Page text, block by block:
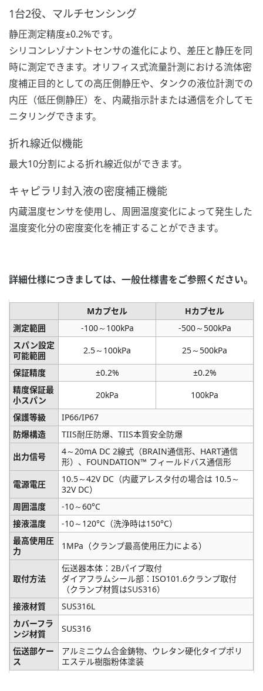
1台2役、マルチセンシング
静圧測定精度±0.2%です。
シリコンレゾナントセンサの進化により、差圧と静圧を同
時に測定できます。オリフィス式流量計測における流体密
度補正目的としての高圧側静圧や、タンクの液位計測での
内圧（低圧側静圧）を、内蔵指示計または通信を介してモ
ニタリングできます。
折れ線近似機能
最大10分割による折れ線近似ができます。
キャピラリ封入液の密度補正機能
内蔵温度センサを使用し、周囲温度変化によって発生した
温度変化分の密度変化を補正することができます。
詳細仕様につきましては、一般仕様書をご参照ください。
Mカプセル
Hカプセル
測定範囲
-100～100kPa
-500～500kPa
スパン設定
可能範囲
2.5～100kPa
25～500kPa
保証精度
±0.2%
±0.2%
精度保証最
小スパン
20kPa
100kPa
保護等級
IP66/IP67
防爆構造
TIIS耐圧防爆、TIIS本質安全防爆
出力信号
4～20mA DC 2線式（BRAIN通信形、HART通信
形）、FOUNDATION™ フィールドバス通信形
電源電圧
10.5～42V DC（内蔵アレスタ付の場合は 10.5～
32V DC）
周囲温度
-10～60°C
接液温度
-10～120°C（洗浄時は150°C）
最高使用圧
力
1MPa（クランプ最高使用圧力による）
取付方法
伝送器本体：2Bパイプ取付
ダイアフラムシール部：ISO101.6クランプ取付
（クランプ材質はSUS316）
接液材質
SUS316L
カバーフラ
ンジ材質
SUS316
伝送部ケー
ス
アルミニウム合金鋳物、ウレタン硬化タイプポリ
エステル樹脂粉体塗装